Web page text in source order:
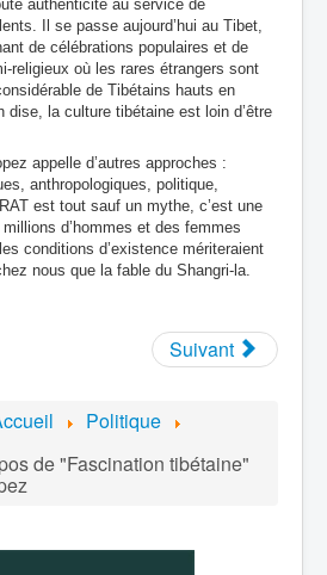
authenticité au service de
Il se passe aujourd’hui au Tibet,
de célébrations populaires et de
religieux où les rares étrangers sont
de Tibétains hauts en
dise, la culture tibétaine est loin d’être
appelle d’autres approches :
anthropologiques, politique,
est tout sauf un mythe, c’est une
d’hommes et des femmes
conditions d’existence mériteraient
nous que la fable du Shangri-la.
Suivant
Politique
de "Fascination tibétaine"